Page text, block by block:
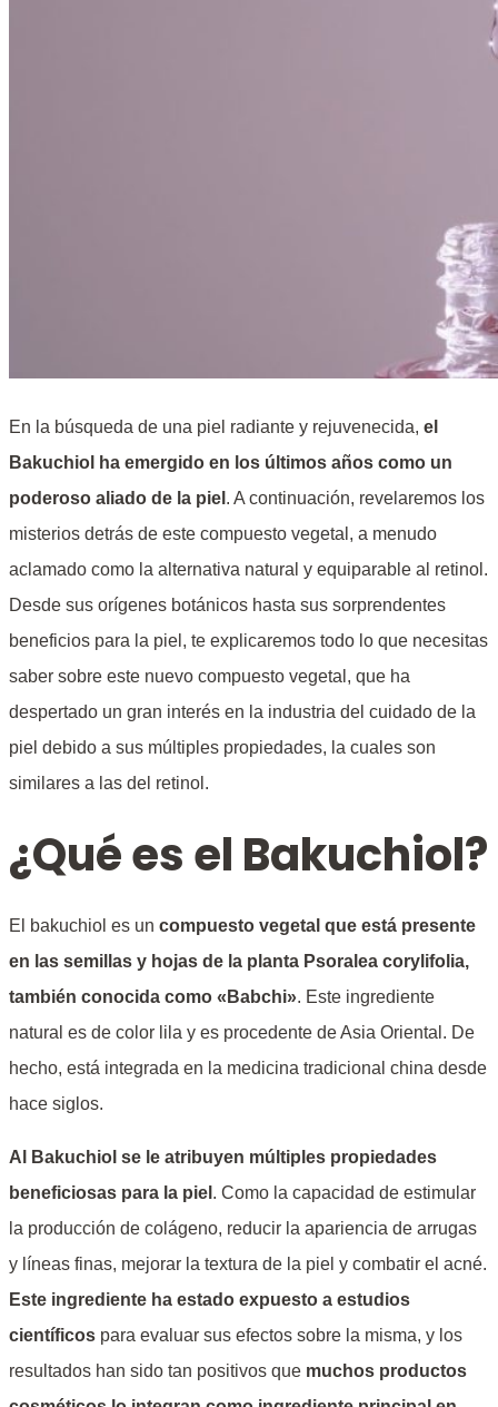
En la búsqueda de una piel radiante y rejuvenecida, el
Bakuchiol ha emergido en los últimos años como un
poderoso aliado de la piel . A continuación, revelaremos los
misterios detrás de este compuesto vegetal, a menudo
aclamado como la alternativa natural y equiparable al retinol.
Desde sus orígenes botánicos hasta sus sorprendentes
beneficios para la piel, te explicaremos todo lo que necesitas
saber sobre este nuevo compuesto vegetal, que ha
despertado un gran interés en la industria del cuidado de la
piel debido a sus múltiples propiedades, la cuales son
similares a las del retinol.
¿Qué es el Bakuchiol?
El bakuchiol es un compuesto vegetal que está presente
en las semillas y hojas de la planta Psoralea corylifolia,
también conocida como «Babchi». Este ingrediente
natural es de color lila y es procedente de Asia Oriental. De
hecho, está integrada en la medicina tradicional china desde
hace siglos.
Al Bakuchiol se le atribuyen múltiples propiedades
beneficiosas para la piel . Como la capacidad de estimular
la producción de colágeno, reducir la apariencia de arrugas
y líneas finas, mejorar la textura de la piel y combatir el acné.
Este ingrediente ha estado expuesto a estudios
científicos para evaluar sus efectos sobre la misma, y los
resultados han sido tan positivos que muchos productos